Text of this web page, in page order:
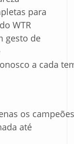
para
WTR
gesto de
a cada
os
até